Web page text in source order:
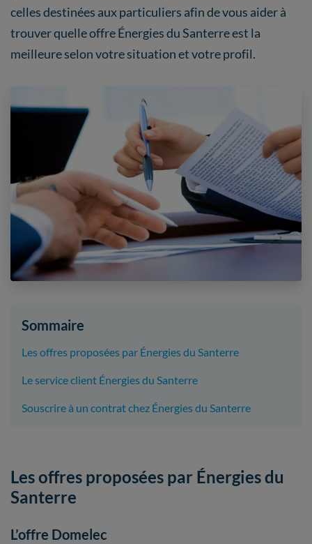
celles destinées aux particuliers afin de vous aider à
trouver quelle offre Énergies du Santerre est la
meilleure selon votre situation et votre profil.
Sommaire
Les offres proposées par Énergies du Santerre
Le service client Énergies du Santerre
Souscrire à un contrat chez Énergies du Santerre
Les offres proposées par Énergies du
Santerre
L’offre Domelec